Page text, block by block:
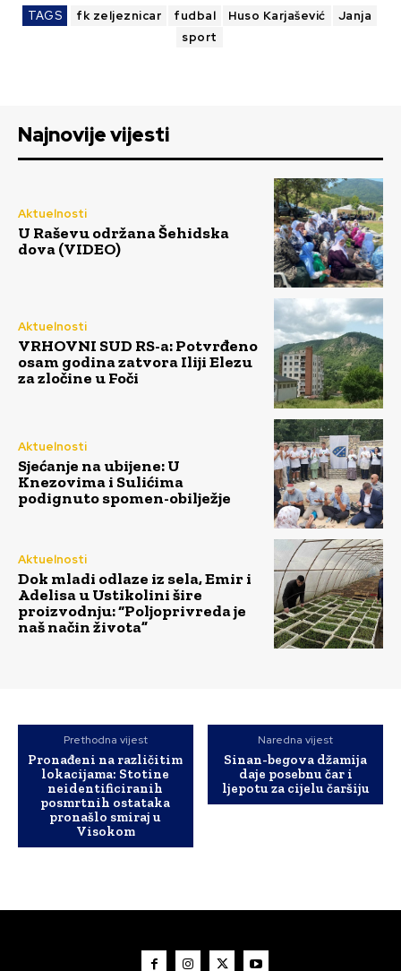
TAGS fk zeljeznicar fudbal Huso Karjašević
Janja
sport
Najnovije vijesti
Aktuelnosti
U Raševu održana Šehidska
dova (VIDEO)
Aktuelnosti
VRHOVNI SUD RS-a: Potvrđeno
osam godina zatvora Iliji Elezu
za zločine u Foči
Aktuelnosti
Sjećanje na ubijene: U
Knezovima i Sulićima
podignuto spomen-obilježje
Aktuelnosti
Dok mladi odlaze iz sela, Emir i
Adelisa u Ustikolini šire
proizvodnju: “Poljoprivreda je
naš način života”
Prethodna vijest
Pronađeni na različitim
lokacijama: Stotine
neidentificiranih
posmrtnih ostataka
pronašlo smiraj u
Visokom
Naredna vijest
Sinan-begova džamija
daje posebnu čar i
ljepotu za cijelu čaršiju